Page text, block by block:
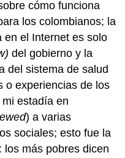
cómo funciona
los colombianos; la
en el Internet es solo
del gobierno y la
del sistema de salud
o experiencias de los
estadía en
) a varias
sociales; esto fue la
los más pobres dicen